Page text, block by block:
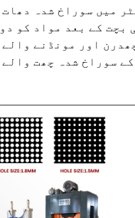
بچت کے بعد مواد کو
اور مونڈنے والے
سوراخ شدہ چھت